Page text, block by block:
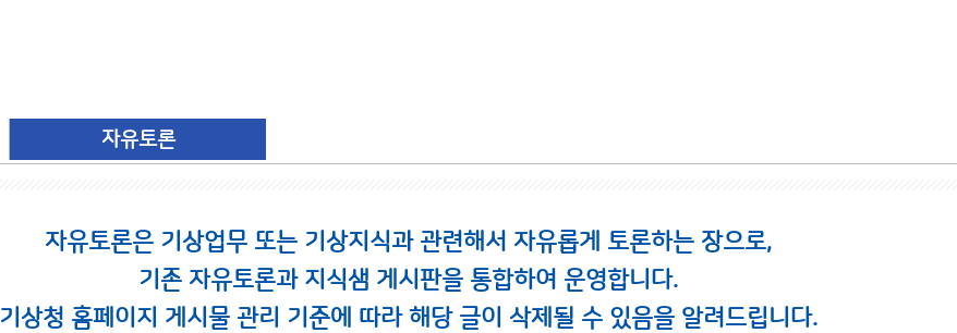
자유토론
자유토론은 기상업무 또는 기상지식과 관련해서 자유롭게 토론하는 장으로,
기존 자유토론과 지식샘 게시판을 통합하여 운영합니다.
기상청 홈페이지 게시물 관리 기준에 따라 해당 글이 삭제될 수 있음을 알려드립니다.